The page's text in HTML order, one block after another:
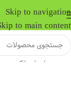
Skip to navigation
to main content
خانه/جعبه برد